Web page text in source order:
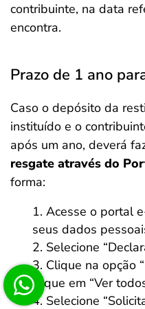
contribuinte, na data
encontra.
Prazo de 1 ano
Caso o depósito da
instituído e o
após um ano, deverá
resgate através do
forma:
Acesse o portal
seus dados
Selecione
Clique na opção
clique em “Ver
Selecione